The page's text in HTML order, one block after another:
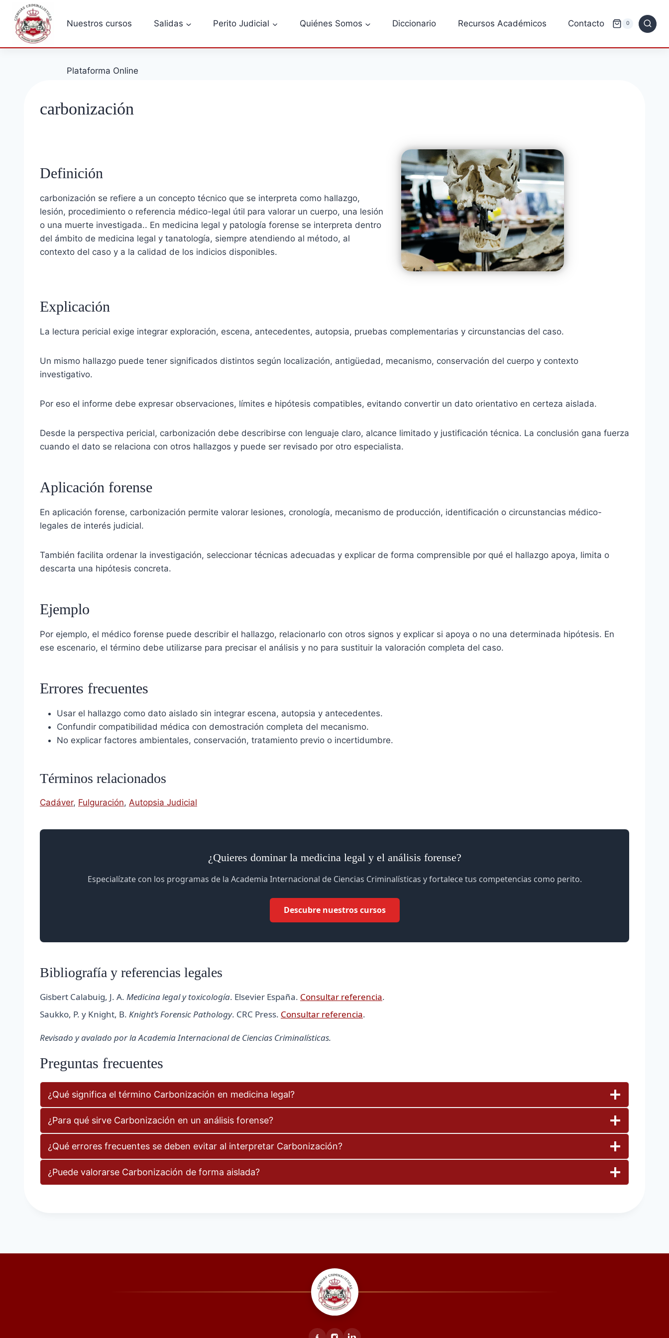
Saltar
contenido
Nuestros cursos Salidas Perito Judicial Quiénes Somos Diccionario Recursos Académicos Contacto
Plataforma Online
0
carbonización
Definición
carbonización se refiere a un concepto técnico que se interpreta como hallazgo,
lesión, procedimiento o referencia médico-legal útil para valorar un cuerpo, una lesión
o una muerte investigada.. En medicina legal y patología forense se interpreta dentro
del ámbito de medicina legal y tanatología, siempre atendiendo al método, al
contexto del caso y a la calidad de los indicios disponibles.
Explicación
La lectura pericial exige integrar exploración, escena, antecedentes, autopsia, pruebas complementarias y circunstancias del caso.
Un mismo hallazgo puede tener significados distintos según localización, antigüedad, mecanismo, conservación del cuerpo y contexto
investigativo.
Por eso el informe debe expresar observaciones, límites e hipótesis compatibles, evitando convertir un dato orientativo en certeza aislada.
Desde la perspectiva pericial, carbonización debe describirse con lenguaje claro, alcance limitado y justificación técnica. La conclusión gana fuerza
cuando el dato se relaciona con otros hallazgos y puede ser revisado por otro especialista.
Aplicación forense
En aplicación forense, carbonización permite valorar lesiones, cronología, mecanismo de producción, identificación o circunstancias médico-
legales de interés judicial.
También facilita ordenar la investigación, seleccionar técnicas adecuadas y explicar de forma comprensible por qué el hallazgo apoya, limita o
descarta una hipótesis concreta.
Ejemplo
Por ejemplo, el médico forense puede describir el hallazgo, relacionarlo con otros signos y explicar si apoya o no una determinada hipótesis. En
ese escenario, el término debe utilizarse para precisar el análisis y no para sustituir la valoración completa del caso.
Errores frecuentes
Usar el hallazgo como dato aislado sin integrar escena, autopsia y antecedentes.
Confundir compatibilidad médica con demostración completa del mecanismo.
No explicar factores ambientales, conservación, tratamiento previo o incertidumbre.
Términos relacionados
Cadáver, Fulguración, Autopsia Judicial
¿Quieres dominar la medicina legal y el análisis forense?
Especialízate con los programas de la Academia Internacional de Ciencias Criminalísticas y fortalece tus competencias como perito.
Descubre nuestros cursos
Bibliografía y referencias legales
Gisbert Calabuig, J. A. Medicina legal y toxicología. Elsevier España. Consultar referencia.
Saukko, P. y Knight, B. Knight’s Forensic Pathology. CRC Press. Consultar referencia.
Revisado y avalado por la Academia Internacional de Ciencias Criminalísticas.
Preguntas frecuentes
¿Qué significa el término Carbonización en medicina legal?
¿Para qué sirve Carbonización en un análisis forense?
¿Qué errores frecuentes se deben evitar al interpretar Carbonización?
¿Puede valorarse Carbonización de forma aislada?